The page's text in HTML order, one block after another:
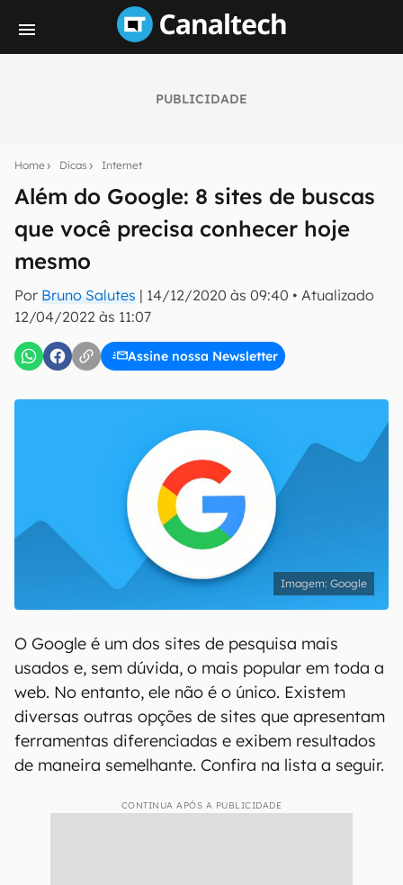
PUBLICIDADE
Home Dicas Internet
Além do Google: 8 sites de buscas
que você precisa conhecer hoje
mesmo
Por Bruno Salutes | 14/12/2020 às 09:40 • Atualizado
12/04/2022 às 11:07
Assine nossa Newsletter
notícias e reviews sobre tecnologia em primeira
mão.
E-mail
inscreva-se
Confirmo que li, aceito e concordo com os Termos de
Uso e Política de Privacidade do Canaltech.
Google
O Google é um dos sites de pesquisa mais
usados e, sem dúvida, o mais popular em toda a
web. No entanto, ele não é o único. Existem
diversas outras opções de sites que apresentam
ferramentas diferenciadas e exibem resultados
de maneira semelhante. Confira na lista a seguir.
CONTINUA APÓS A PUBLICIDADE